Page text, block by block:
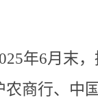
年6月末
商行、中